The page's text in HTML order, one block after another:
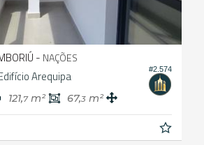
#2.574
- NAÇÕES
Arequipa
121,7m² 67,3 m²